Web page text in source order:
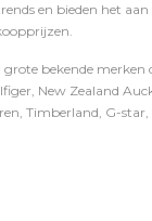
en bieden het
grote bekende merken
New Zealand
Timberland, G-star,